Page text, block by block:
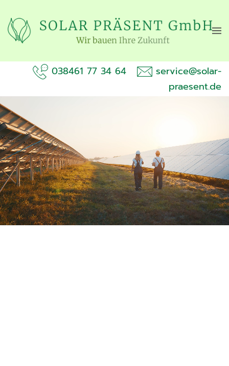
Skip to main content
038461 77 34 64
service@solar-
praesent.de